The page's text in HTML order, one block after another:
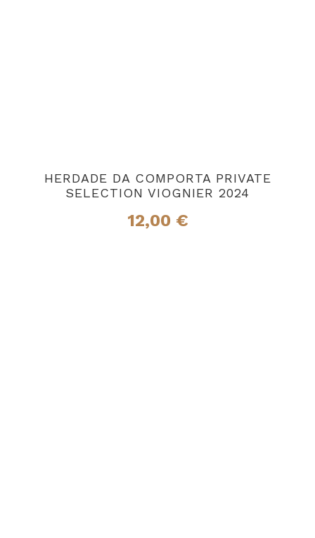
HERDADE DA COMPORTA PRIVATE
SELECTION VIOGNIER 2024
12,00 €